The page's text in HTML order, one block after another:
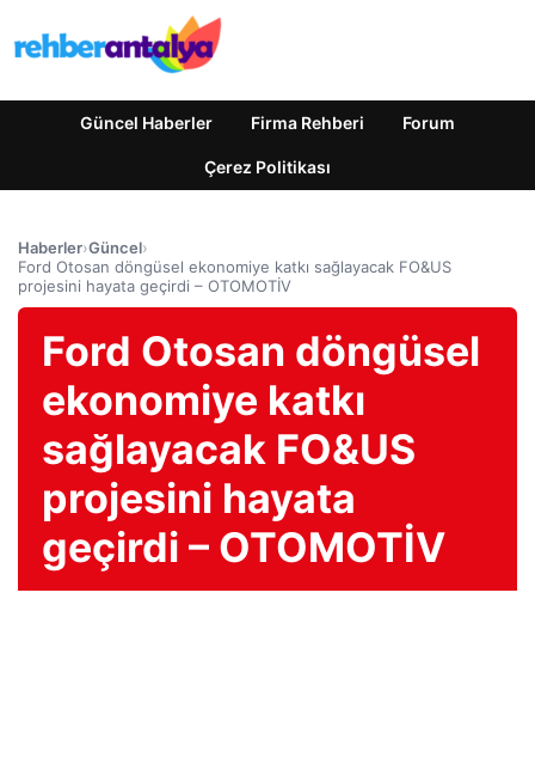
Güncel Haberler Firma Rehberi Forum
Çerez Politikası
Haberler›Güncel›
Ford Otosan döngüsel ekonomiye katkı sağlayacak FO&US
projesini hayata geçirdi – OTOMOTİV
Ford Otosan döngüsel
ekonomiye katkı
sağlayacak FO&US
projesini hayata
geçirdi – OTOMOTİV